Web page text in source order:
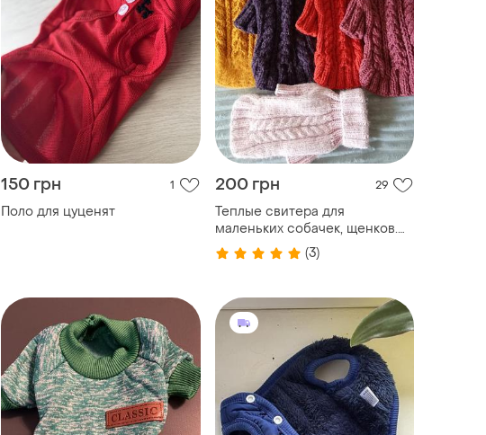
150 грн 1
Поло для цуценят
200 грн 29
Теплые свитера для
маленьких собачек, щенков.
распродажа
(3)